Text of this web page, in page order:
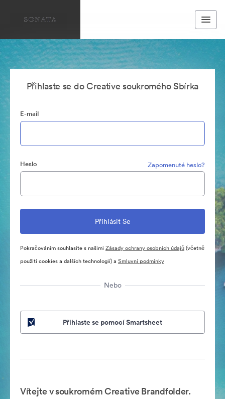
Přihlaste se do Creative soukromého Sbírka
E-mail
Heslo Zapomenuté heslo?
Pokračováním souhlasíte s našimi Zásady ochrany osobních údajů(včetně
použití cookies a dalších technologií) a Smluvní podmínky
Nebo
Přihlaste se pomocí Smartsheet
Vítejte v soukromém Creative Brandfolder.